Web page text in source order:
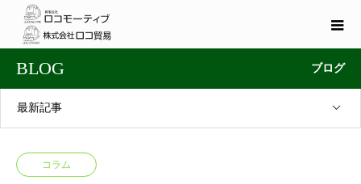
BLOG ブログ
最新記事
コラム